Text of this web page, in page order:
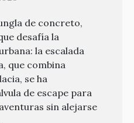
de concreto,
desafía la
la escalada
que combina
se ha
de escape para
sin alejarse